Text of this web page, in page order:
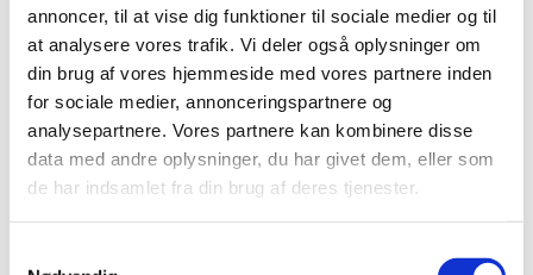
annoncer, til at vise dig funktioner til sociale medier og til
at analysere vores trafik. Vi deler også oplysninger om
din brug af vores hjemmeside med vores partnere inden
for sociale medier, annonceringspartnere og
analysepartnere. Vores partnere kan kombinere disse
data med andre oplysninger, du har givet dem, eller som
de har indsamlet fra din brug af deres tjenester.
Støjsvag
badeværelsesventilator –
hvor lavt skal støjniveauet
være?
Støj er en af de ting, mange først opdager efter